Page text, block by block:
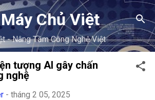
đến nội dung chính
Chủ Việt
- Nâng Tầm Công Nghệ Việt
tượng AI gây chấn
nghệ
- tháng 2 05, 2025